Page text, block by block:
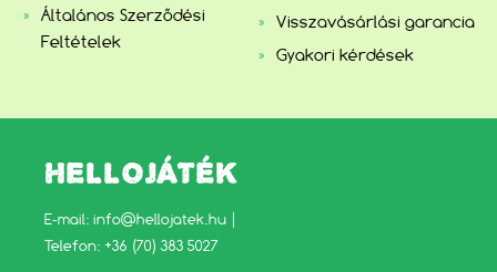
Általános Szerződési
Feltételek
Visszavásárlási garancia
Gyakori kérdések
HELLOJÁTÉK
E-mail: info@hellojatek.hu
Telefon: +36 (70) 383 5027